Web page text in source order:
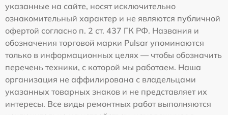
указанные на сайте, носят исключительно
ознакомительный характер и не являются публичной
офертой согласно п. 2 ст. 437 ГК РФ. Названия и
обозначения торговой марки Pulsar упоминаются
только в информационных целях — чтобы обозначить
перечень техники, с которой мы работаем. Наша
организация не аффилирована с владельцами
указанных товарных знаков и не представляет их
интересы. Все виды ремонтных работ выполняются